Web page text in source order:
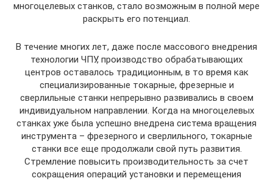
многоцелевых станков, стало возможным в полной мере
раскрыть его потенциал.
В течение многих лет, даже после массового внедрения
технологии ЧПУ, производство обрабатывающих
центров оставалось традиционным, в то время как
специализированные токарные, фрезерные и
сверлильные станки непрерывно развивались в своем
индивидуальном направлении. Когда на многоцелевых
станках уже была успешно внедрена система вращения
инструмента – фрезерного и сверлильного, токарные
станки все еще продолжали свой путь развития.
Стремление повысить производительность за счет
сокращения операций установки и перемещения